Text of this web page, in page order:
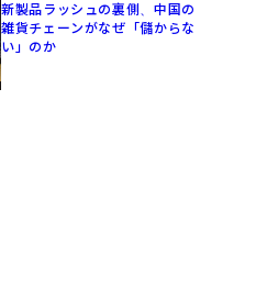
新製品ラッシュの裏側、中国の
雑貨チェーンがなぜ「儲からな
い」のか